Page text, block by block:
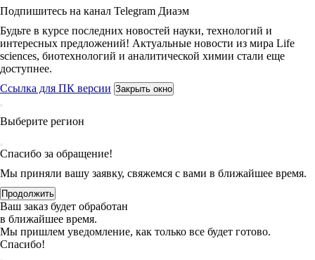
Подпишитесь на канал Telegram Диаэм
Будьте в курсе последних новостей науки, технологий и
интересных предложений! Актуальные новости из мира Life
sciences, биотехнологий и аналитической химии стали еще
доступнее.
Ссылка для ПК версии Закрыть окно
Выберите регион
Спасибо за обращение!
Мы приняли вашу заявку, свяжемся с вами в ближайшее время.
Продолжить
Ваш заказ будет обработан
в ближайшее время.
Мы пришлем уведомление, как только все будет готово.
Спасибо!